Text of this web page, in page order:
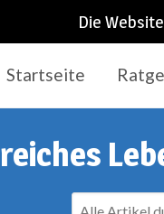
Die
Startseite